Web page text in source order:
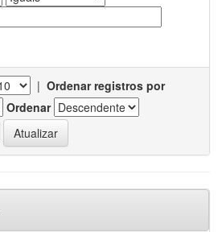
| Ordenar registros por
Ordenar